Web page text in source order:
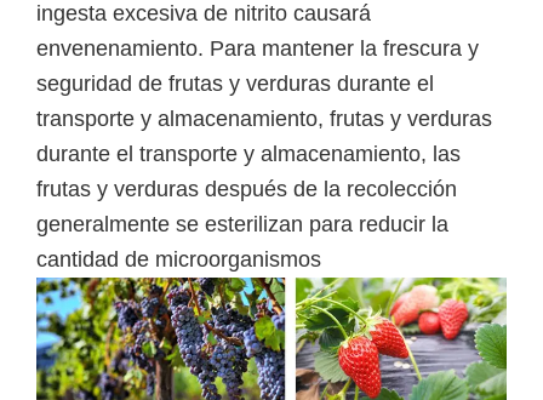
ingesta excesiva de nitrito causará
envenenamiento. Para mantener la frescura y
seguridad de frutas y verduras durante el
transporte y almacenamiento, frutas y verduras
durante el transporte y almacenamiento, las
frutas y verduras después de la recolección
generalmente se esterilizan para reducir la
cantidad de microorganismos